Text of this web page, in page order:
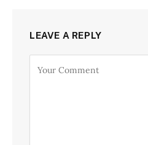
LEAVE A REPLY